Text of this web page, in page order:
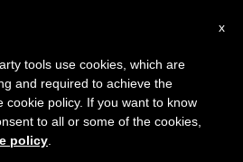
×
de agosto haremos la pausa
que en el periodo de verano
y también el
x
tools use cookies, which are
and required to achieve the
cookie policy. If you want to know
to all or some of the cookies,
policy